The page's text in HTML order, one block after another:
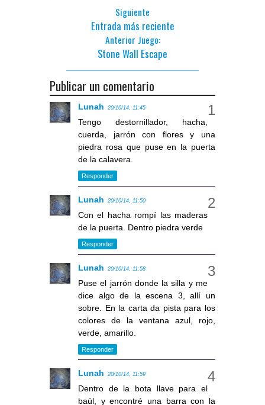
Siguiente
Entrada más reciente
Anterior Juego:
Stone Wall Escape
Publicar un comentario
Lunah 20/10/14, 11:45
Tengo destornillador, hacha,
cuerda, jarrón con flores y una
piedra rosa que puse en la puerta
de la calavera.
Responder
Lunah 20/10/14, 11:50
Con el hacha rompí las maderas
de la puerta. Dentro piedra verde
Responder
Lunah 20/10/14, 11:58
Puse el jarrón donde la silla y me
dice algo de la escena 3, allí un
sobre. En la carta da pista para los
colores de la ventana azul, rojo,
verde, amarillo.
Responder
Lunah 20/10/14, 11:59
Dentro de la bota llave para el
baúl, y encontré una barra con la